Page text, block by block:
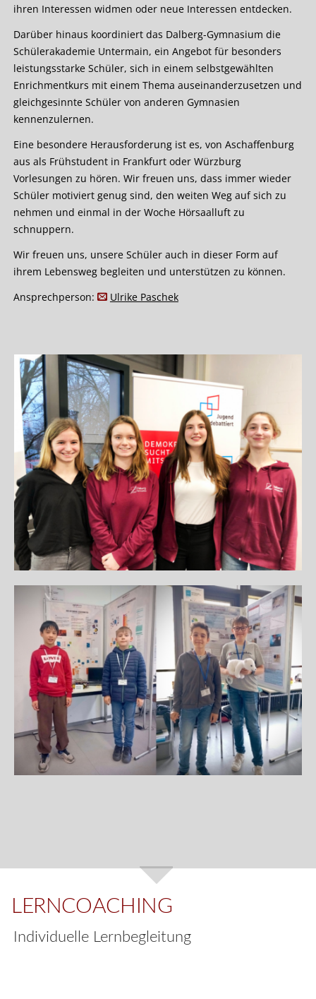
ihren Interessen widmen oder neue Interessen entdecken.
Darüber hinaus koordiniert das Dalberg-Gymnasium die
Schülerakademie Untermain, ein Angebot für besonders
leistungsstarke Schüler, sich in einem selbstgewählten
Enrichmentkurs mit einem Thema auseinanderzusetzen und
gleichgesinnte Schüler von anderen Gymnasien
kennenzulernen.
Eine besondere Herausforderung ist es, von Aschaffenburg
aus als Frühstudent in Frankfurt oder Würzburg
Vorlesungen zu hören. Wir freuen uns, dass immer wieder
Schüler motiviert genug sind, den weiten Weg auf sich zu
nehmen und einmal in der Woche Hörsaalluft zu
schnuppern.
Wir freuen uns, unsere Schüler auch in dieser Form auf
ihrem Lebensweg begleiten und unterstützen zu können.
Ansprechperson:
Ulrike Paschek
LERNCOACHING
Individuelle Lernbegleitung